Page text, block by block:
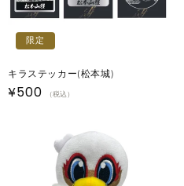
限定
キラステッカー(松本城)
通
¥500 （税込）